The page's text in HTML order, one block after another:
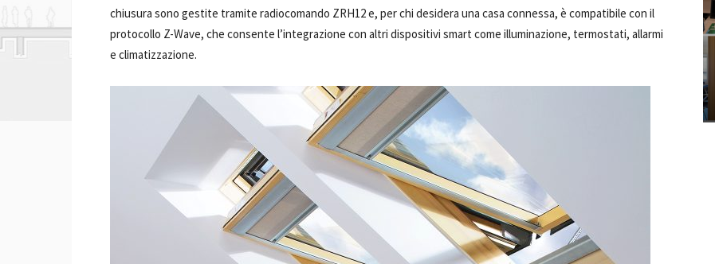
chiusura sono gestite tramite radiocomando ZRH12 e, per chi desidera una casa connessa, è compatibile con il
protocollo Z-Wave, che consente l’integrazione con altri dispositivi smart come illuminazione, termostati, allarmi
e climatizzazione.